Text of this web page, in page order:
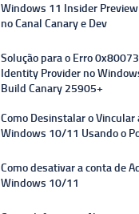
Windows 11 Insider
no Canal Canary e Dev
Solução para o Erro
Identity Provider no
Build Canary 25905+
Como Desinstalar o Vincular
Windows 10/11 Usando o
Como desativar a conta de
Windows 10/11